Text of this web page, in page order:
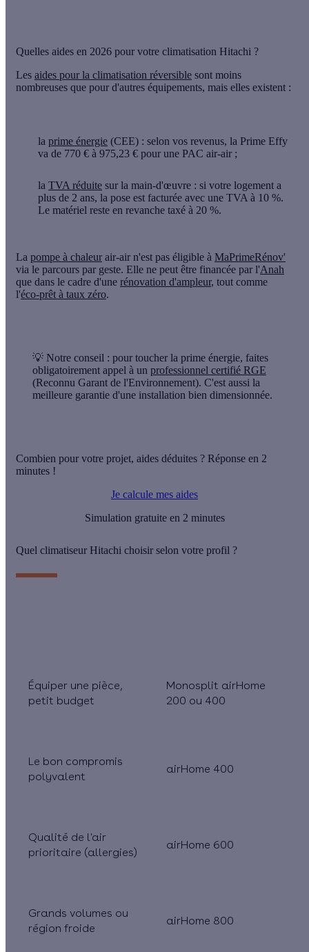
Quelles aides en 2026 pour votre climatisation Hitachi ?
Les aides pour la climatisation réversible sont moins
nombreuses que pour d'autres équipements, mais elles existent :
la prime énergie (CEE) : selon vos revenus, la Prime Effy
va de 770 € à 975,23 € pour une PAC air-air ;
la TVA réduite sur la main-d'œuvre : si votre logement a
plus de 2 ans, la pose est facturée avec une TVA à 10 %.
Le matériel reste en revanche taxé à 20 %.
La pompe à chaleur air-air n'est pas éligible à MaPrimeRénov'
via le parcours par geste. Elle ne peut être financée par l'Anah
que dans le cadre d'une rénovation d'ampleur, tout comme
l'éco-prêt à taux zéro.
💡 Notre conseil : pour toucher la prime énergie, faites
obligatoirement appel à un professionnel certifié RGE
(Reconnu Garant de l'Environnement). C'est aussi la
meilleure garantie d'une installation bien dimensionnée.
Combien pour votre projet, aides déduites ? Réponse en 2
minutes !
Je calcule mes aides
Simulation gratuite en 2 minutes
Quel climatiseur Hitachi choisir selon votre profil ?
Équiper une pièce,
petit budget
Monosplit airHome
200 ou 400
Le bon compromis
polyvalent
airHome 400
Qualité de l'air
prioritaire (allergies)
airHome 600
Grands volumes ou
région froide
airHome 800